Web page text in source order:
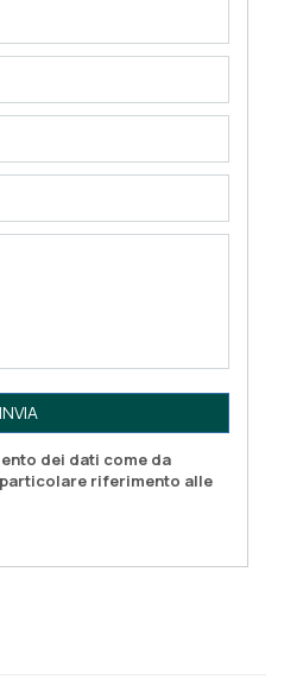
INVIA
dei dati come da
riferimento alle